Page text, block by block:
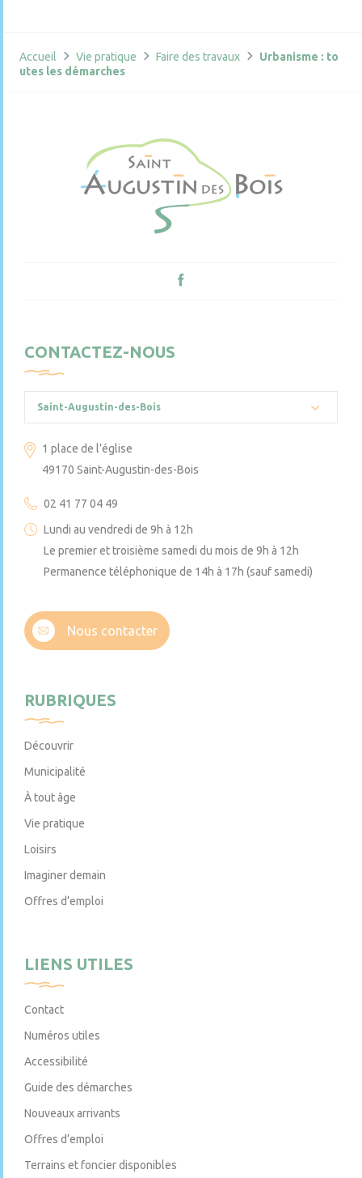
Accueil Vie pratique Faire des travaux
Urbanisme : to
utes les démarches
CONTACTEZ-NOUS
Saint-Augustin-des-Bois
1 place de l’église
49170 Saint-Augustin-des-Bois
02 41 77 04 49
Lundi au vendredi de 9h à 12h
Le premier et troisième samedi du mois de 9h à 12h
Permanence téléphonique de 14h à 17h (sauf samedi)
Nous contacter
RUBRIQUES
Découvrir
Municipalité
À tout âge
Vie pratique
Loisirs
Imaginer demain
Offres d’emploi
LIENS UTILES
Contact
Numéros utiles
Accessibilité
Guide des démarches
Nouveaux arrivants
Offres d’emploi
Terrains et foncier disponibles